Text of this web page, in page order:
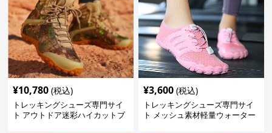
¥10,780 (税込)
トレッキングシューズ専門サイ
ト アウトドア迷彩ハイカットブ
¥3,600 (税込)
トレッキングシューズ専門サイ
ト メッシュ素材軽量ウォーター